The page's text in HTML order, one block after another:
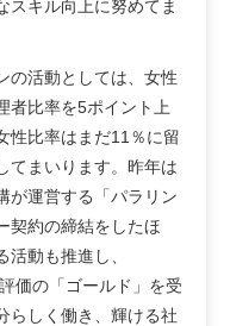
スキル向上に努めてま
の活動としては、女性
者比率を5ポイント上
性比率はまだ11％に留
てまいります。昨年は
が運営する「パラリン
契約の締結をしたほ
動も推進し、
価の「ゴールド」を受
らしく働き、輝ける社